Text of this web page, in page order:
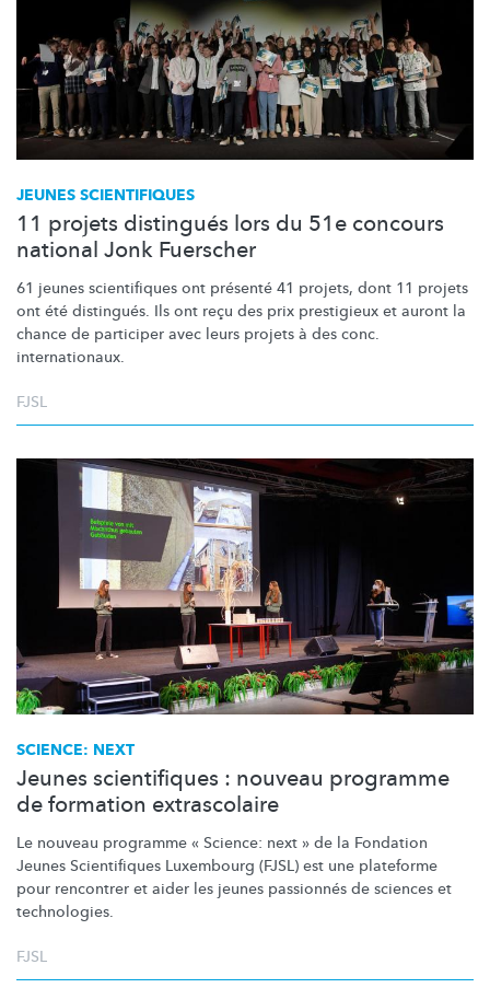
JEUNES SCIENTIFIQUES
11 projets distingués lors du 51e concours
national Jonk Fuerscher
61 jeunes scientifiques ont présenté 41 projets, dont 11 projets
ont été distingués. Ils ont reçu des prix prestigieux et auront la
chance de participer avec leurs projets à des conc.
internationaux.
FJSL
SCIENCE: NEXT
Jeunes scientifiques : nouveau programme
de formation extrascolaire
Le nouveau programme « Science: next » de la Fondation
Jeunes Scientifiques Luxembourg (FJSL) est une plateforme
pour rencontrer et aider les jeunes passionnés de sciences et
technologies.
FJSL